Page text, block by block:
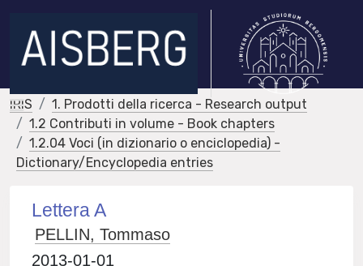
IRIS
1. Prodotti della ricerca - Research output
1.2 Contributi in volume - Book chapters
1.2.04 Voci (in dizionario o enciclopedia) -
Dictionary/Encyclopedia entries
Lettera A
PELLIN, Tommaso
2013-01-01